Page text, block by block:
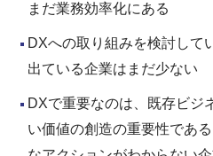
まだ業務効率化にある
DXへの取り組みを検討して
出ている企業はまだ少ない
DXで重要なのは、既存ビジ
い価値の創造の重要性であ